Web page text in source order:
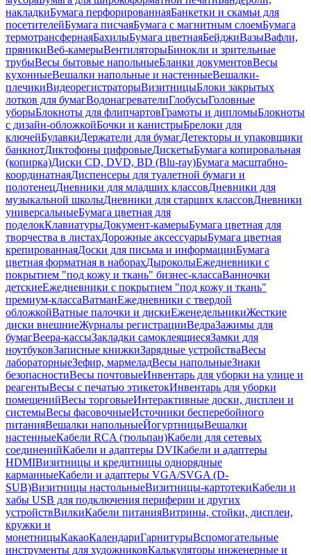
накладкиБумага перфорированнаяБанкетки и скамьи для
посетителейБумага писчаяБумага с магнитным слоемБумага
термотрансфернаяБахилыБумага цветнаяБейджиВазыВафли,
пряникиВеб-камерыВентиляторыБинокли и зрительные
трубыВесы бытовые напольныеБланки документовВесы
кухонныеВешалки напольные и настенныеВешалки-
плечикиВидеорегистраторыВизитницыБлоки закрытых
лотков для бумагВодонагревателиГлобусыГоловные
уборыБлокноты для флипчартовГрамоты и дипломыБлокноты
с дизайн-обложкойБочки и канистрыБрелоки для
ключейБулавкиДержатели для бумагДетекторы и упаковщики
банкнотДиктофоны цифровыеДискетыБумага копировальная
(копирка)Диски CD, DVD, BD (Blu-ray)Бумага масштабно-
координатнаяДиспенсеры для туалетной бумаги и
полотенецДневники для младших классовДневники для
музыкальной школыДневники для старших классовДневники
универсальныеБумага цветная для
поделокКлавиатурыДокумент-камерыБумага цветная для
творчества в листахДорожные аксессуарыБумага цветная
крепированнаяДоски для письма и информацииБумага
цветная форматная в наборахДыроколыЕжедневники с
покрытием "под кожу и ткань" бизнес-классаВанночки
детскиеЕжедневники с покрытием "под кожу и ткань"
премиум-классаВатманЕжедневники с твердой
обложкойВатные палочки и дискиЕженедельникиЖесткие
диски внешниеЖурналы регистрацииВедраЗажимы для
бумагВеера-кассыЗакладки самоклеящиесяЗамки для
ноутбуковЗаписные книжкиЗарядные устройстваВесы
лабораторныеЗефир, мармеладВесы напольныеЗнаки
безопасностиВесы почтовыеИнвентарь для уборки на улице и
реагентыВесы с печатью этикетокИнвентарь для уборки
помещенийВесы торговыеИнтерактивные доски, дисплеи и
системыВесы фасовочныеИсточники бесперебойного
питанияВешалки напольныеЙогуртницыВешалки
настенныеКабели RCA (тюльпан)Кабели для сетевых
соединенийКабели и адаптеры DVIКабели и адаптеры
HDMIВизитницы и кредитницы однорядные
карманныеКабели и адаптеры VGA/SVGA (D-
SUB)Визитницы настольныеВизитницы-картотекиКабели и
хабы USB для подключения периферии и других
устройствВилкиКабели питанияВитрины, стойки, дисплеи,
кружки и
монетницыКакаоКалендариГарнитурыВспомогательные
инструменты для художниковКалькуляторы инженерные и